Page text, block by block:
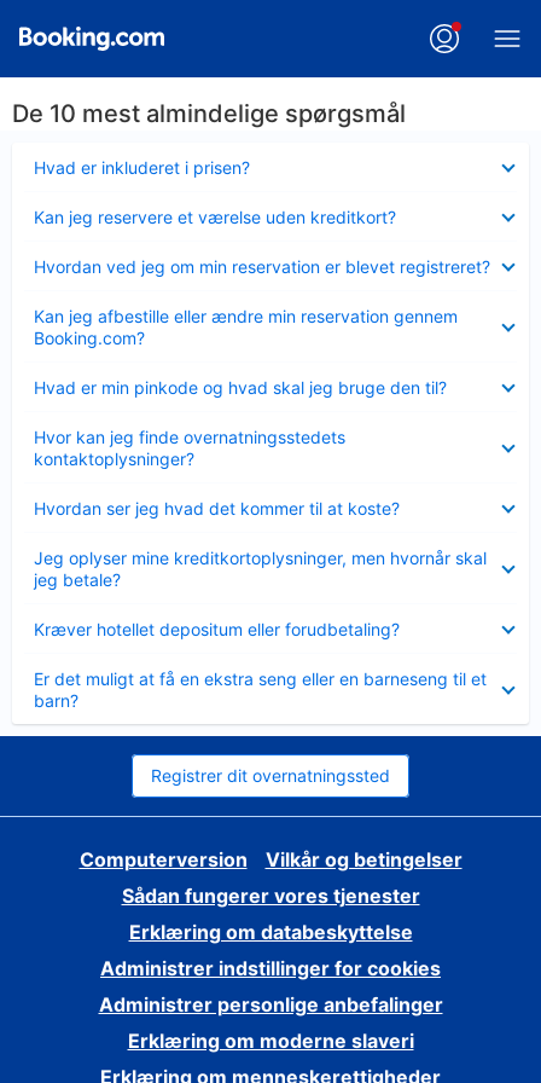
De 10 mest almindelige spørgsmål
Hvad er inkluderet i prisen?
Kan jeg reservere et værelse uden kreditkort?
Hvordan ved jeg om min reservation er blevet registreret?
Kan jeg afbestille eller ændre min reservation gennem
Booking.com?
Hvad er min pinkode og hvad skal jeg bruge den til?
Hvor kan jeg finde overnatningsstedets
kontaktoplysninger?
Hvordan ser jeg hvad det kommer til at koste?
Jeg oplyser mine kreditkortoplysninger, men hvornår skal
jeg betale?
Kræver hotellet depositum eller forudbetaling?
Er det muligt at få en ekstra seng eller en barneseng til et
barn?
Registrer dit overnatningssted
Computerversion
Vilkår og betingelser
Sådan fungerer vores tjenester
Erklæring om databeskyttelse
Administrer indstillinger for cookies
Administrer personlige anbefalinger
Erklæring om moderne slaveri
Erklæring om menneskerettigheder